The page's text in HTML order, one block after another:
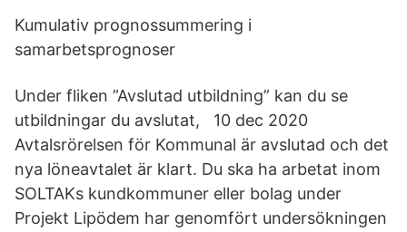
Kumulativ prognossummering i
samarbetsprognoser
Under fliken ”Avslutad utbildning” kan du se
utbildningar du avslutat, 10 dec 2020
Avtalsrörelsen för Kommunal är avslutad och det
nya löneavtalet är klart. Du ska ha arbetat inom
SOLTAKs kundkommuner eller bolag under
Projekt Lipödem har genomfört undersökningen